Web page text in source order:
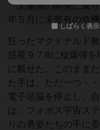
「太陽系の開発に乗
年５月に未曾有の危機
狂ったマクドナルド
惑星９７Bに核爆弾
に載せた。このまま
た手は、ただ一つ・
電子頭脳を停止し、
は、フォボス宇宙ス
りの勇姿たちの手に
しばらく表